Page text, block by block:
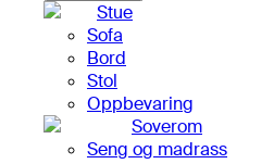
Stue
Sofa
Bord
Stol
Oppbevaring
Soverom
Seng og madrass